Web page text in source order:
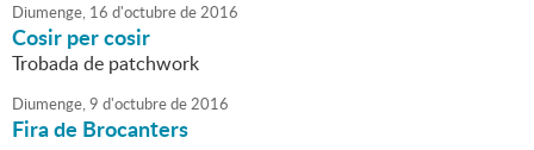
Diumenge, 16 d'octubrede2016
Cosir per cosir
Trobada de patchwork
Diumenge,9 d'octubrede2016
Fira de Brocanters